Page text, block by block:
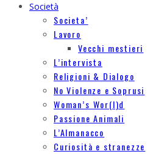
Società
Societa’
Lavoro
Vecchi mestieri
L’intervista
Religioni & Dialogo
No Violenze e Soprusi
Woman’s Wor(l)d
Passione Animali
L’Almanacco
Curiosità e stranezze